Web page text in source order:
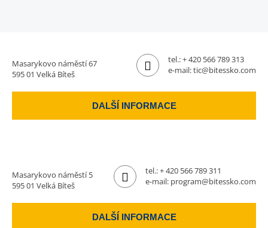
Masarykovo náměstí 67
595 01 Velká Bíteš
tel.:+ 420 566 789 313
e-mail:tic@bitessko.com
DALŠÍ INFORMACE
Masarykovo náměstí 5
595 01 Velká Bíteš
tel.:+ 420 566 789 311
e-mail: program@bitessko.com
DALŠÍ INFORMACE